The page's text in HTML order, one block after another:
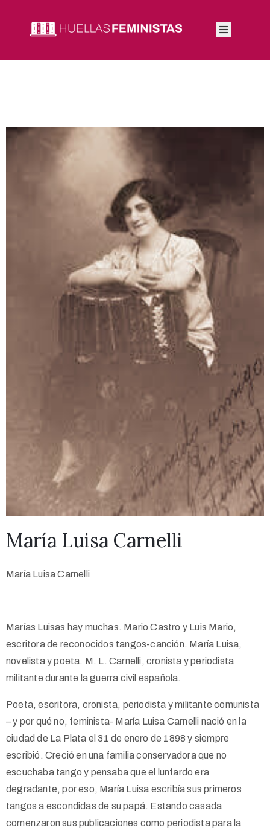
Inicio
Integrantes
María Luisa Carnelli
María Luisa Carnelli
Marías Luisas hay muchas. Mario Castro y Luis Mario,
escritora de reconocidos tangos-canción. María Luisa,
novelista y poeta. M. L. Carnelli, cronista y periodista
militante durante la guerra civil española.
Poeta, escritora, cronista, periodista y militante comunista
– y por qué no, feminista- María Luisa Carnelli nació en la
ciudad de La Plata el 31 de enero de 1898 y siempre
escribió. Creció en una familia conservadora que no
escuchaba tango y pensaba que el lunfardo era
degradante, por eso, María Luisa escribía sus primeros
tangos a escondidas de su papá. Estando casada
comenzaron sus publicaciones como periodista para la